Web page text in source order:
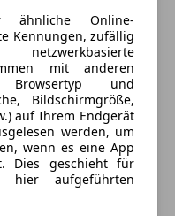
ähnliche Online-
Kennungen, zufällig
mit anderen
und
Bildschirmgröße,
auf Ihrem Endgerät
werden, um
wenn es eine App
Dies geschieht für
aufgeführten